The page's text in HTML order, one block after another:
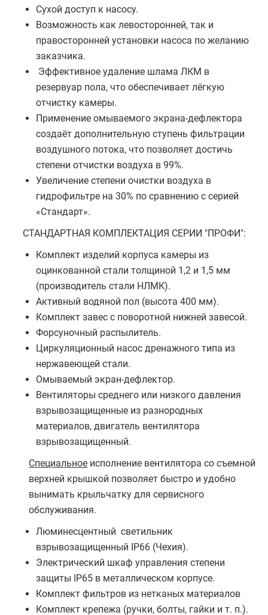
Сухой доступ к насосу.
Возможность как левосторонней, так и
правосторонней установки насоса по желанию
заказчика.
Эффективное удаление шлама ЛКМ в
резервуар пола, что обеспечивает лёгкую
отчистку камеры.
Применение омываемого экрана-дефлектора
создаёт дополнительную ступень фильтрации
воздушного потока, что позволяет достичь
степени отчистки воздуха в 99%.
Увеличение степени очистки воздуха в
гидрофильтре на 30% по сравнению с серией
«Стандарт».
СТАНДАРТНАЯ КОМПЛЕКТАЦИЯ СЕРИИ "ПРОФИ":
Комплект изделий корпуса камеры из
оцинкованной стали толщиной 1,2 и 1,5 мм
(производитель стали НЛМК).
Активный водяной пол (высота 400 мм).
Комплект завес с поворотной нижней завесой.
Форсуночный распылитель.
Циркуляционный насос дренажного типа из
нержавеющей стали.
Омываемый экран-дефлектор.
Вентиляторы среднего или низкого давления
взрывозащищенные из разнородных
материалов, двигатель вентилятора
взрывозащищенный.
Специальное исполнение вентилятора со съемной
верхней крышкой позволяет быстро и удобно
вынимать крыльчатку для сервисного
обслуживания.
Люминесцентный светильник
взрывозащищенный IP66 (Чехия).
Электрический шкаф управления степени
защиты IP65 в металлическом корпусе.
Комплект фильтров из нетканых материалов
Комплект крепежа (ручки, болты, гайки и т. п.).